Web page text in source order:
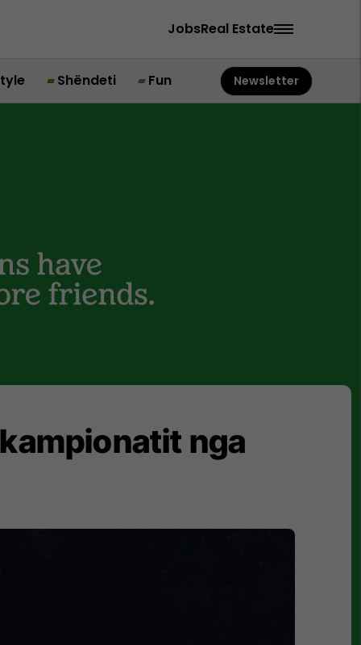
JobsReal Estate
Shëndeti Fun Newsletter
nga